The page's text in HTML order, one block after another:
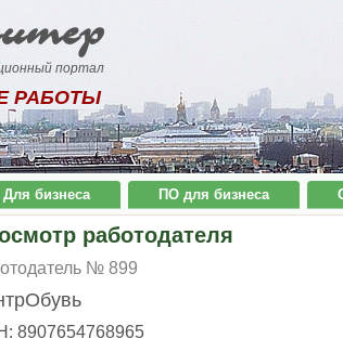
портал
РАБОТЫ
Для бизнеса ПО для бизнеса
работодателя
№ 899
8907654768965